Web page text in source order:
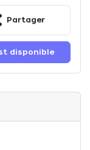
Partager
disponible